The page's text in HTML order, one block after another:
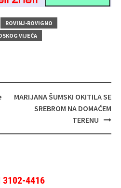
ROVINJ-ROVIGNO
VIJEĆA
MARIJANA ŠUMSKI OKITILA SE
SREBROM NA DOMAĆEM
TERENU
3102-4416